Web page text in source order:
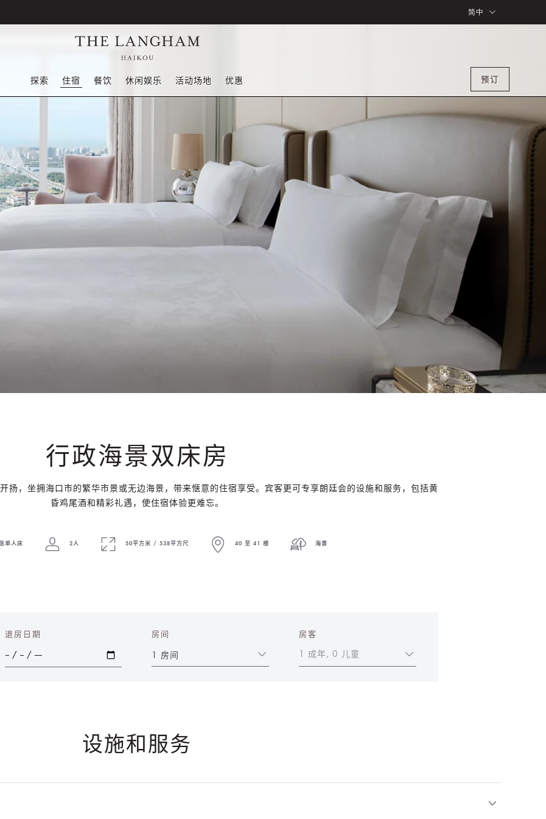
简中
探索 住宿 餐饮 休闲娱乐 活动场地 优惠 预订
行政海景双床房
扬，坐拥海口市的繁华市景或无边海景，带来惬意的住宿享受。宾客更可专享朗廷会的设施和服务，包括黄
昏鸡尾酒和精彩礼遇，使住宿体验更难忘。
单人床 2人 50平方米 / 538平方尺 40 至 41 楼 海景
退房日期 房间
1 房间
房客
1 成年, 0 儿童
设施和服务